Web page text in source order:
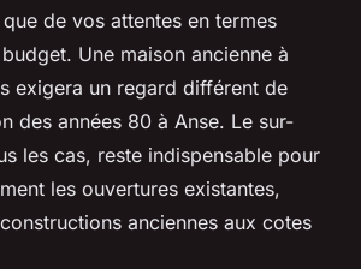
de vos attentes en termes
Une maison ancienne à
exigera un regard différent de
des années 80 à Anse. Le sur-
les cas, reste indispensable pour
les ouvertures existantes,
anciennes aux cotes